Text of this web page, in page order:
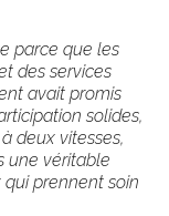
parce que les
des services
avait promis
solides,
deux vitesses,
une véritable
prennent soin